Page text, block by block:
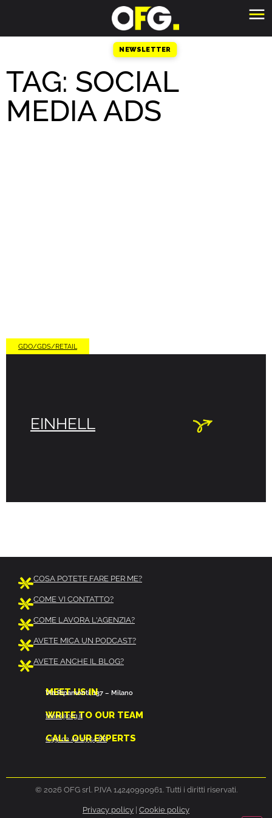
TAG: SOCIAL
MEDIA ADS
GDO/GDS/RETAIL
EINHELL
COSA POTETE FARE PER ME?
COME VI CONTATTO?
COME LAVORA L'AGENZIA?
AVETE MICA UN PODCAST?
AVETE ANCHE IL BLOG?
MEET US IN
Via Ripamonti, 137 – Milano
WRITE TO OUR TEAM
team@ofg.it
CALL OUR EXPERTS
(+39) 02 40 13 54 88
© 2026 OFG srl. P.IVA 14240990961. Tutti i diritti riservati.
Privacy policy Cookie policy
NEWSLETTER